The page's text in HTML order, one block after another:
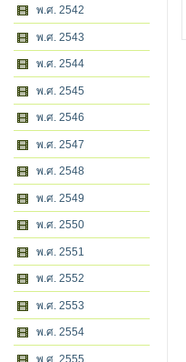
พ.ศ. 2542
พ.ศ. 2543
พ.ศ. 2544
พ.ศ. 2545
พ.ศ. 2546
พ.ศ. 2547
พ.ศ. 2548
พ.ศ. 2549
พ.ศ. 2550
พ.ศ. 2551
พ.ศ. 2552
พ.ศ. 2553
พ.ศ. 2554
พ.ศ. 2555